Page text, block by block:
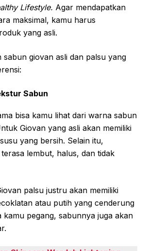
Lifestyle. Agar mendapatkan
maksimal, kamu harus
yang asli.
sabun giovan asli dan palsu yang
Sabun
bisa kamu lihat dari warna sabun
Giovan yang asli akan memiliki
yang bersih. Selain itu,
lembut, halus, dan tidak
palsu justru akan memiliki
atau putih yang cenderung
kamu pegang, sabunnya juga akan